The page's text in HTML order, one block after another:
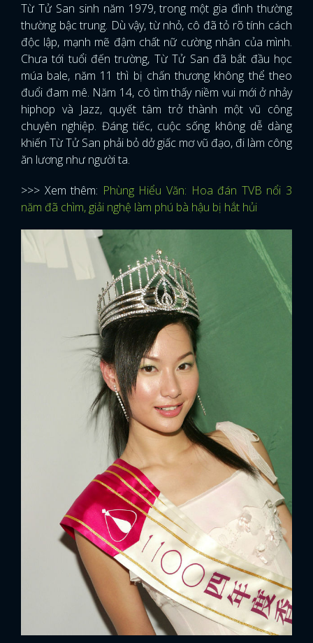
Từ Tử San sinh năm 1979, trong một gia đình thường
thường bậc trung. Dù vậy, từ nhỏ, cô đã tỏ rõ tính cách
độc lập, mạnh mẽ đậm chất nữ cường nhân của mình.
Chưa tới tuổi đến trường, Từ Tử San đã bắt đầu học
múa bale, năm 11 thì bị chấn thương không thể theo
đuổi đam mê. Năm 14, cô tìm thấy niềm vui mới ở nhảy
hiphop và Jazz, quyết tâm trở thành một vũ công
chuyên nghiệp. Đáng tiếc, cuộc sống không dễ dàng
khiến Từ Tử San phải bỏ dở giấc mơ vũ đạo, đi làm công
ăn lương như người ta.
>>> Xem thêm: Phùng Hiểu Văn: Hoa đán TVB nổi 3
năm đã chìm, giải nghệ làm phú bà hậu bị hắt hủi